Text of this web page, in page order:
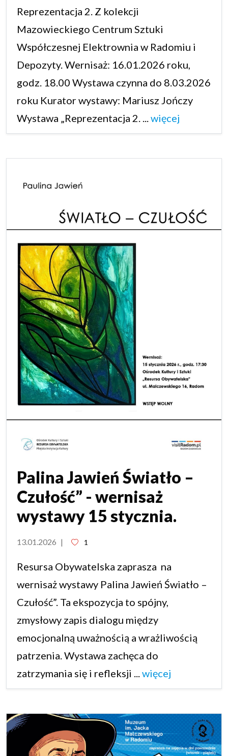
Reprezentacja 2. Z kolekcji
Mazowieckiego Centrum Sztuki
Współczesnej Elektrownia w Radomiu i
Depozyty. Wernisaż: 16.01.2026 roku,
godz. 18.00 Wystawa czynna do 8.03.2026
roku Kurator wystawy: Mariusz Jończy
Wystawa „Reprezentacja 2. ... więcej
Palina Jawień Światło –
Czułość” - wernisaż
wystawy 15 stycznia.
13.01.2026 | 1
Resursa Obywatelska zaprasza na
wernisaż wystawy Palina Jawień Światło –
Czułość”. Ta ekspozycja to spójny,
zmysłowy zapis dialogu między
emocjonalną uważnością a wrażliwością
patrzenia. Wystawa zachęca do
zatrzymania się i refleksji ...więcej